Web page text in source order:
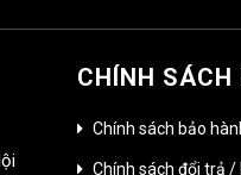
CHÍNH SÁCH
Chính sách bảo
Chính sách đổi trả /